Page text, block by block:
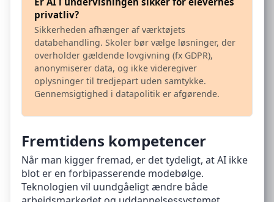
privatliv?
Sikkerheden afhænger af værktøjets
databehandling. Skoler bør vælge løsninger, der
overholder gældende lovgivning (fx GDPR),
anonymiserer data, og ikke videregiver
oplysninger til tredjepart uden samtykke.
Gennemsigtighed i datapolitik er afgørende.
Fremtidens kompetencer
Når man kigger fremad, er det tydeligt, at AI ikke
blot er en forbipasserende modebølge.
Teknologien vil uundgåeligt ændre både